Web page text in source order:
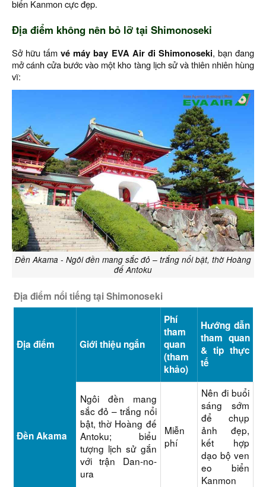
biển Kanmon cực đẹp.
Địa điểm không nên bỏ lỡ tại Shimonoseki
Sở hữu tấmvé máy bay EVA Air đi Shimonoseki, bạn đang
mở cánh cửa bước vào một kho tàng lịch sử và thiên nhiên hùng
vĩ:
Đền Akama - Ngôi đền mang sắc đỏ – trắng nổi bật, thờ Hoàng
đế Antoku
Địa điểm nổi tiếng tại Shimonoseki
Địa điểm Giới thiệu ngắn
Phí
tham
quan
(tham
khảo)
Hướng dẫn
tham quan
& tip thực
tế
Đền Akama
Ngôi đền mang
sắc đỏ – trắng nổi
bật, thờ Hoàng đế
Antoku; biểu
tượng lịch sử gắn
với trận Dan-no-
ura
Miễn
phí
Nên đi buổi
sáng sớm
để chụp
ảnh đẹp,
kết hợp
dạo bộ ven
eo biển
Kanmon